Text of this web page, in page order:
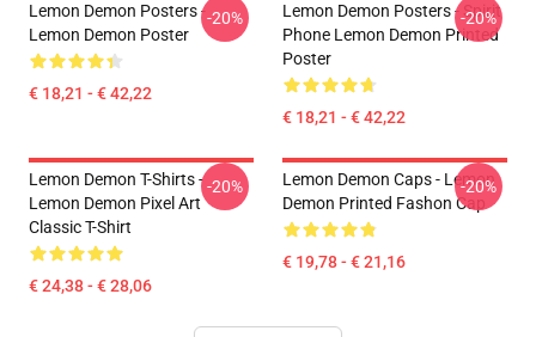
Lemon Demon Posters -
Lemon Demon Poster
€ 18,21 - € 42,22
-20%
Lemon Demon Posters - Spirit
Phone Lemon Demon Printed
Poster
€ 18,21 - € 42,22
-20%
Lemon Demon T-Shirts -
Lemon Demon Pixel Art
Classic T-Shirt
€ 24,38 - € 28,06
-20%
Lemon Demon Caps - Lemon
Demon Printed Fashon Cap
€ 19,78 - € 21,16
-20%